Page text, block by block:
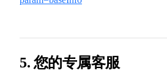
5. 您的专属客服